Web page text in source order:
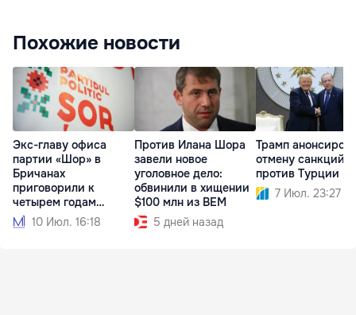
Похожие новости
Экс-главу офиса
партии «Шор» в
Бричанах
приговорили к
четырем годам
тюрьмы
10 Июл. 16:18
Против Илана Шора
завели новое
уголовное дело:
обвинили в хищении
$100 млн из BEM
5 дней назад
Трамп
отмену санкций
против Турции
7 Июл. 23:27